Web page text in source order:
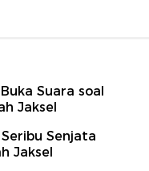
Suara soal
Jaksel
Senjata
Jaksel